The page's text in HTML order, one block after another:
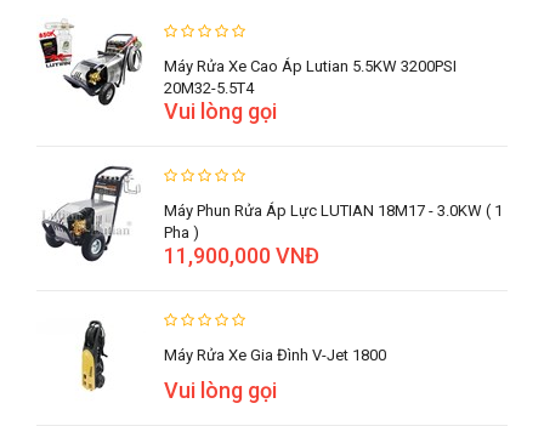
Máy Rửa Xe Cao Áp Lutian 5.5KW 3200PSI
20M32-5.5T4
Vui lòng gọi
Máy Phun Rửa Áp Lực LUTIAN 18M17 - 3.0KW ( 1
Pha )
11,900,000 VNĐ
Máy Rửa Xe Gia Đình V-Jet 1800
Vui lòng gọi